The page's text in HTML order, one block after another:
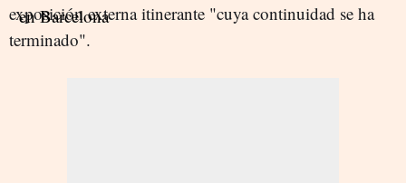
exposición externa itinerante "cuya continuidad se ha
terminado".